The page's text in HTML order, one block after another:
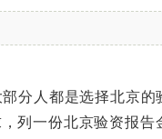
人都是选择北京的
列一份北京验资报告